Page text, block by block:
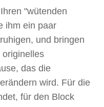
"wütenden
ihm ein paar
und bringen
originelles
das die
wird. Für die
für den Block